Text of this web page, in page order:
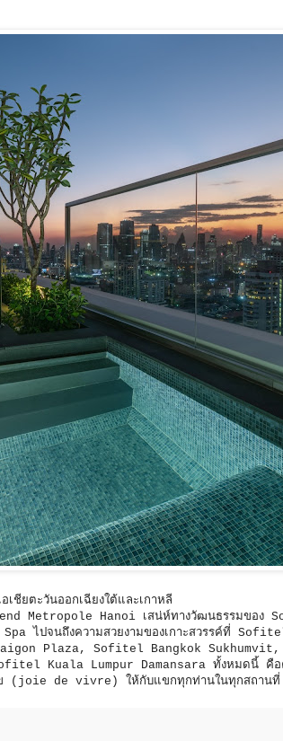
ชียตะวันออกเฉียงใต้และเกาหลี
Metropole Hanoi เสน่ห์ทางวัฒนธรรมของ
ไปจนถึงความสวยงามของเกาะสวรรค์ที่
Plaza, Sofitel Bangkok
Kuala Lumpur Damansara ทั้งหมดนี้ คือค
สุข (joie de vivre) ให้กับแขกทุกท่านในทุกสถานที่